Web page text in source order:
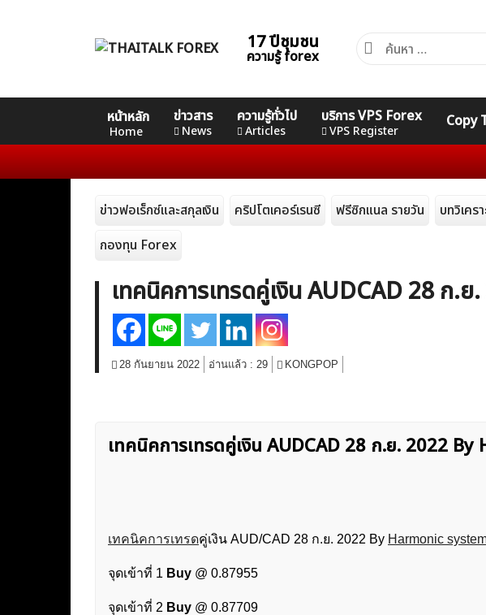
17 ปีชุมชน
ความรู้ forex
ค้นหา
สำหรับ:
หน้าหลัก
Home
ข่าวสาร
News
ความรู้ทั่วไป
Articles
บริการ VPS Forex
VPS Register
Copy
VPS Register
คอร์ส
Basic
คอร์ส
Advance
คอร์ส
Professional
คอร์ส
Expert
ข่าวฟอเร็กซ์และสกุลเงิน คริปโตเคอร์เรนซี ฟรีซิกแนล รายวัน บทวิเคร
กองทุน Forex
เทคนิคการเทรดคู่เงิน AUDCAD 28 ก
28 กันยายน 2022 อ่านแล้ว : 29 KONGPOP
เทคนิคการเทรดคู่เงิน AUDCAD 28 ก.ย. 2022
เทคนิคการเทรดคู่เงิน AUD/CAD 28 ก.ย. 2022 By Harmonic
จุดเข้าที่ 1 Buy @ 0.87955
จุดเข้าที่ 2 Buy @ 0.87709